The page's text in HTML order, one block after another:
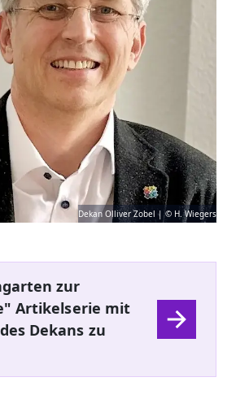
Dekan Olliver Zobel | © H. Wiegers
zur
Artikelserie mit
Dekans zu